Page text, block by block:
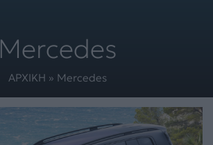
Mercedes
ΑΡΧΙΚΗ » Mercedes